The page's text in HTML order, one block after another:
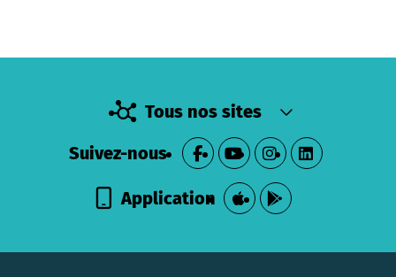
Tous nos sites
Suivez-nous
Application